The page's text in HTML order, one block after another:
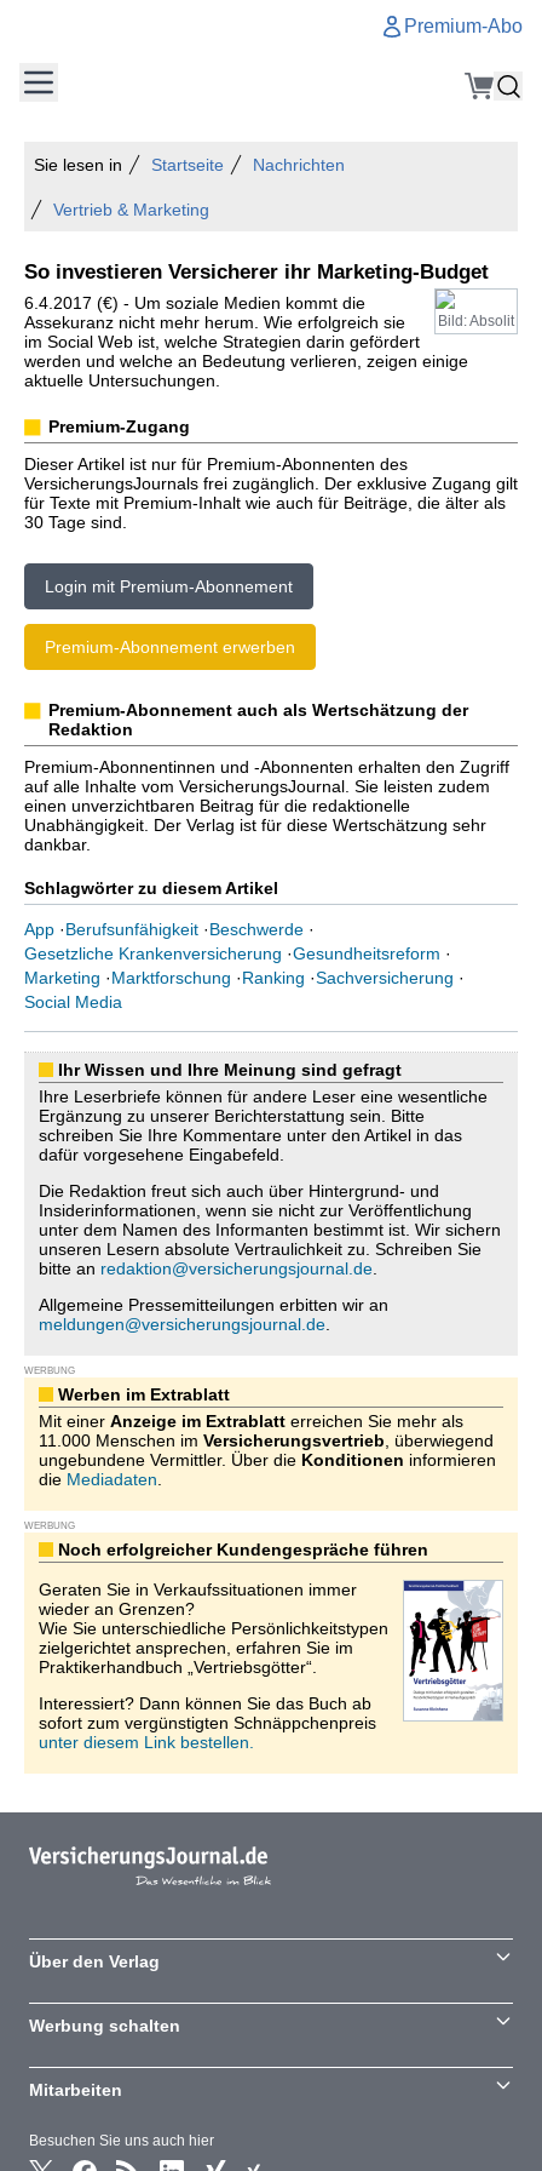
Premium-Abo
Sie lesen in Startseite Nachrichten
Vertrieb & Marketing
So investieren Versicherer ihr Marketing-Budget
Bild: Absolit
6.4.2017 (€) - Um soziale Medien kommt die
Assekuranz nicht mehr herum. Wie erfolgreich sie
im Social Web ist, welche Strategien darin gefördert
werden und welche an Bedeutung verlieren, zeigen einige
aktuelle Untersuchungen.
Premium-Zugang
Dieser Artikel ist nur für Premium-Abonnenten des
VersicherungsJournals frei zugänglich. Der exklusive Zugang gilt
für Texte mit Premium-Inhalt wie auch für Beiträge, die älter als
30 Tage sind.
Login mit Premium-Abonnement
Premium-Abonnement erwerben
Premium-Abonnement auch als Wertschätzung der
Redaktion
Premium-Abonnentinnen und -Abonnenten erhalten den Zugriff
auf alle Inhalte vom VersicherungsJournal. Sie leisten zudem
einen unverzichtbaren Beitrag für die redaktionelle
Unabhängigkeit. Der Verlag ist für diese Wertschätzung sehr
dankbar.
Schlagwörter zu diesem Artikel
App ·Berufsunfähigkeit ·Beschwerde ·
Gesetzliche Krankenversicherung ·Gesundheitsreform ·
Marketing ·Marktforschung ·Ranking ·Sachversicherung ·
Social Media
Ihr Wissen und Ihre Meinung sind gefragt
Ihre Leserbriefe können für andere Leser eine wesentliche
Ergänzung zu unserer Berichterstattung sein. Bitte
schreiben Sie Ihre Kommentare unter den Artikel in das
dafür vorgesehene Eingabefeld.
Die Redaktion freut sich auch über Hintergrund- und
Insiderinformationen, wenn sie nicht zur Veröffentlichung
unter dem Namen des Informanten bestimmt ist. Wir sichern
unseren Lesern absolute Vertraulichkeit zu. Schreiben Sie
bitte an redaktion@versicherungsjournal.de
Allgemeine Pressemitteilungen erbitten wir an
meldungen@versicherungsjournal.de
WERBUNG
Werben im Extrablatt
Mit einer Anzeige im Extrablatt erreichen Sie mehr als
11.000 Menschen im Versicherungsvertrieb , überwiegend
ungebundene Vermittler. Über die Konditionen informieren
die Mediadaten
WERBUNG
Noch erfolgreicher Kundengespräche führen
Geraten Sie in Verkaufssituationen immer
wieder an Grenzen?
Wie Sie unterschiedliche Persönlichkeitstypen
zielgerichtet ansprechen, erfahren Sie im
Praktikerhandbuch „Vertriebsgötter“.
Interessiert? Dann können Sie das Buch ab
sofort zum vergünstigten Schnäppchenpreis
unter diesem Link bestellen.
Besuchen Sie uns auch hier
Über den Verlag
Werbung schalten
Mitarbeiten